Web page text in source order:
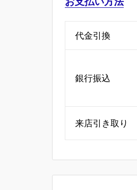
代金引換
銀行振込
来店引き取り